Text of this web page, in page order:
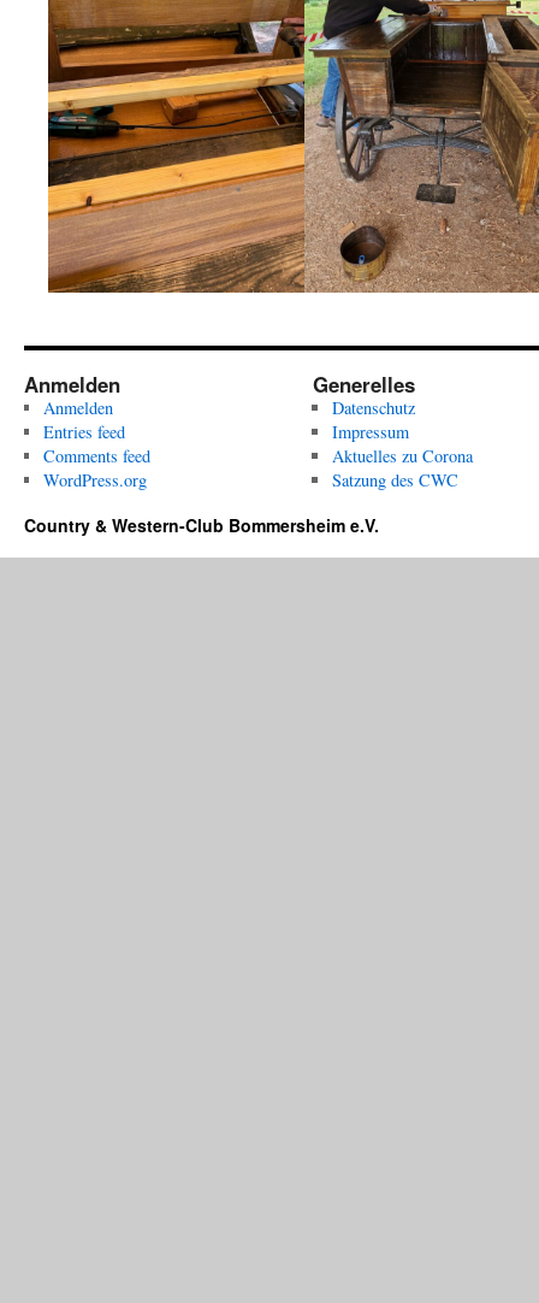
Anmelden
Anmelden
Entries feed
Comments feed
WordPress.org
Generelles
Datenschutz
Impressum
Aktuelles zu Corona
Satzung des CWC
Country & Western-Club Bommersheim e.V.